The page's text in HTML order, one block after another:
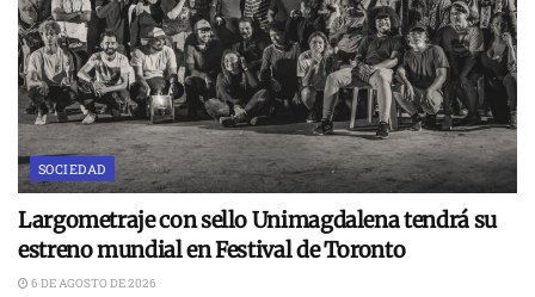
SOCIEDAD
Largometraje con sello Unimagdalena tendrá su
estreno mundial en Festival de Toronto
6 DE AGOSTO DE 2026